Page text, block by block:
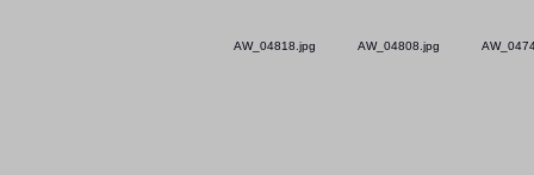
AW_04818.jpg AW_04808.jpg